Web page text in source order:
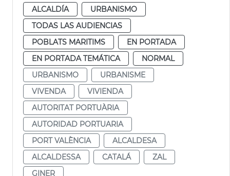
ALCALDÍA
URBANISMO
TODAS LAS AUDIENCIAS
POBLATS MARITIMS
EN PORTADA
EN PORTADA TEMÁTICA
NORMAL
URBANISMO
URBANISME
VIVENDA
VIVIENDA
AUTORITAT PORTUÀRIA
AUTORIDAD PORTUARIA
PORT VALÈNCIA
ALCALDESA
ALCALDESSA
CATALÁ
ZAL
GINER